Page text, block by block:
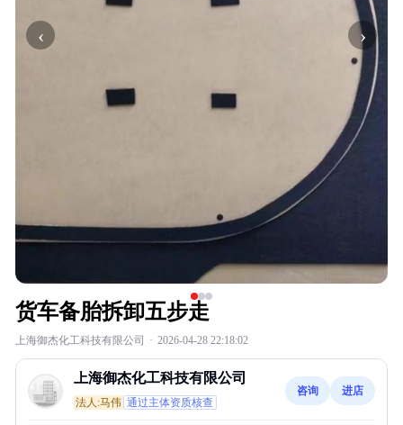
‹ ›
货车备胎拆卸五步走
上海御杰化工科技有限公司 · 2026-04-28 22:18:02
上海御杰化工科技有限公司
法人:马伟 通过主体资质核查
咨询 进店